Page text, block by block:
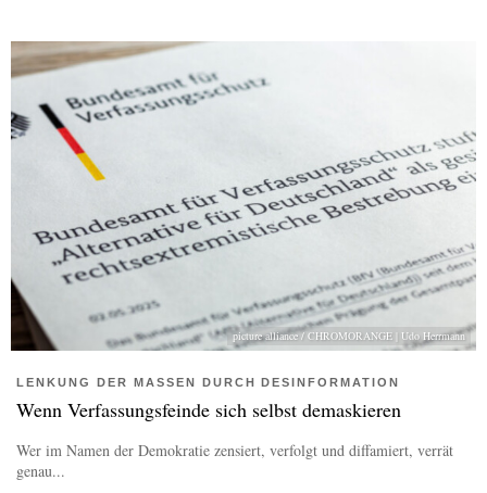
picture alliance / CHROMORANGE | Udo Herrmann
LENKUNG DER MASSEN DURCH DESINFORMATION
Wenn Verfassungsfeinde sich selbst demaskieren
Wer im Namen der Demokratie zensiert, verfolgt und diffamiert, verrät
genau...